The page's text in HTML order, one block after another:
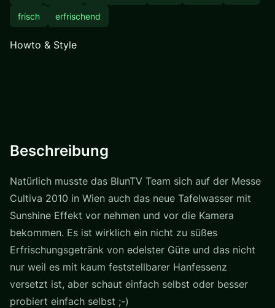
frisch erfrischend
Howto & Style
Beschreibung
Natürlich musste das BlunTV Team sich auf der Messe
Cultiva 2010 in Wien auch das neue Tafelwasser mit
Sunshine Effekt vor nehmen und vor die Kamera
bekommen. Es ist wirklich ein nicht zu süßes
Erfrischungsgetränk von edelster Güte und das nicht
nur weil es mit kaum feststellbarer Hanfessenz
versetzt ist, aber schaut einfach selbst oder besser
probiert einfach selbst ;-)